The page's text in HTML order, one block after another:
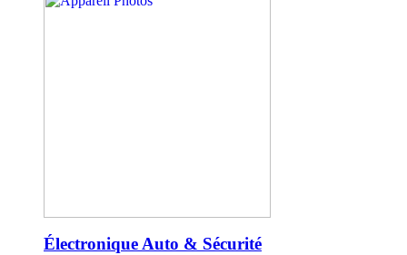
Électronique Auto & Sécurité